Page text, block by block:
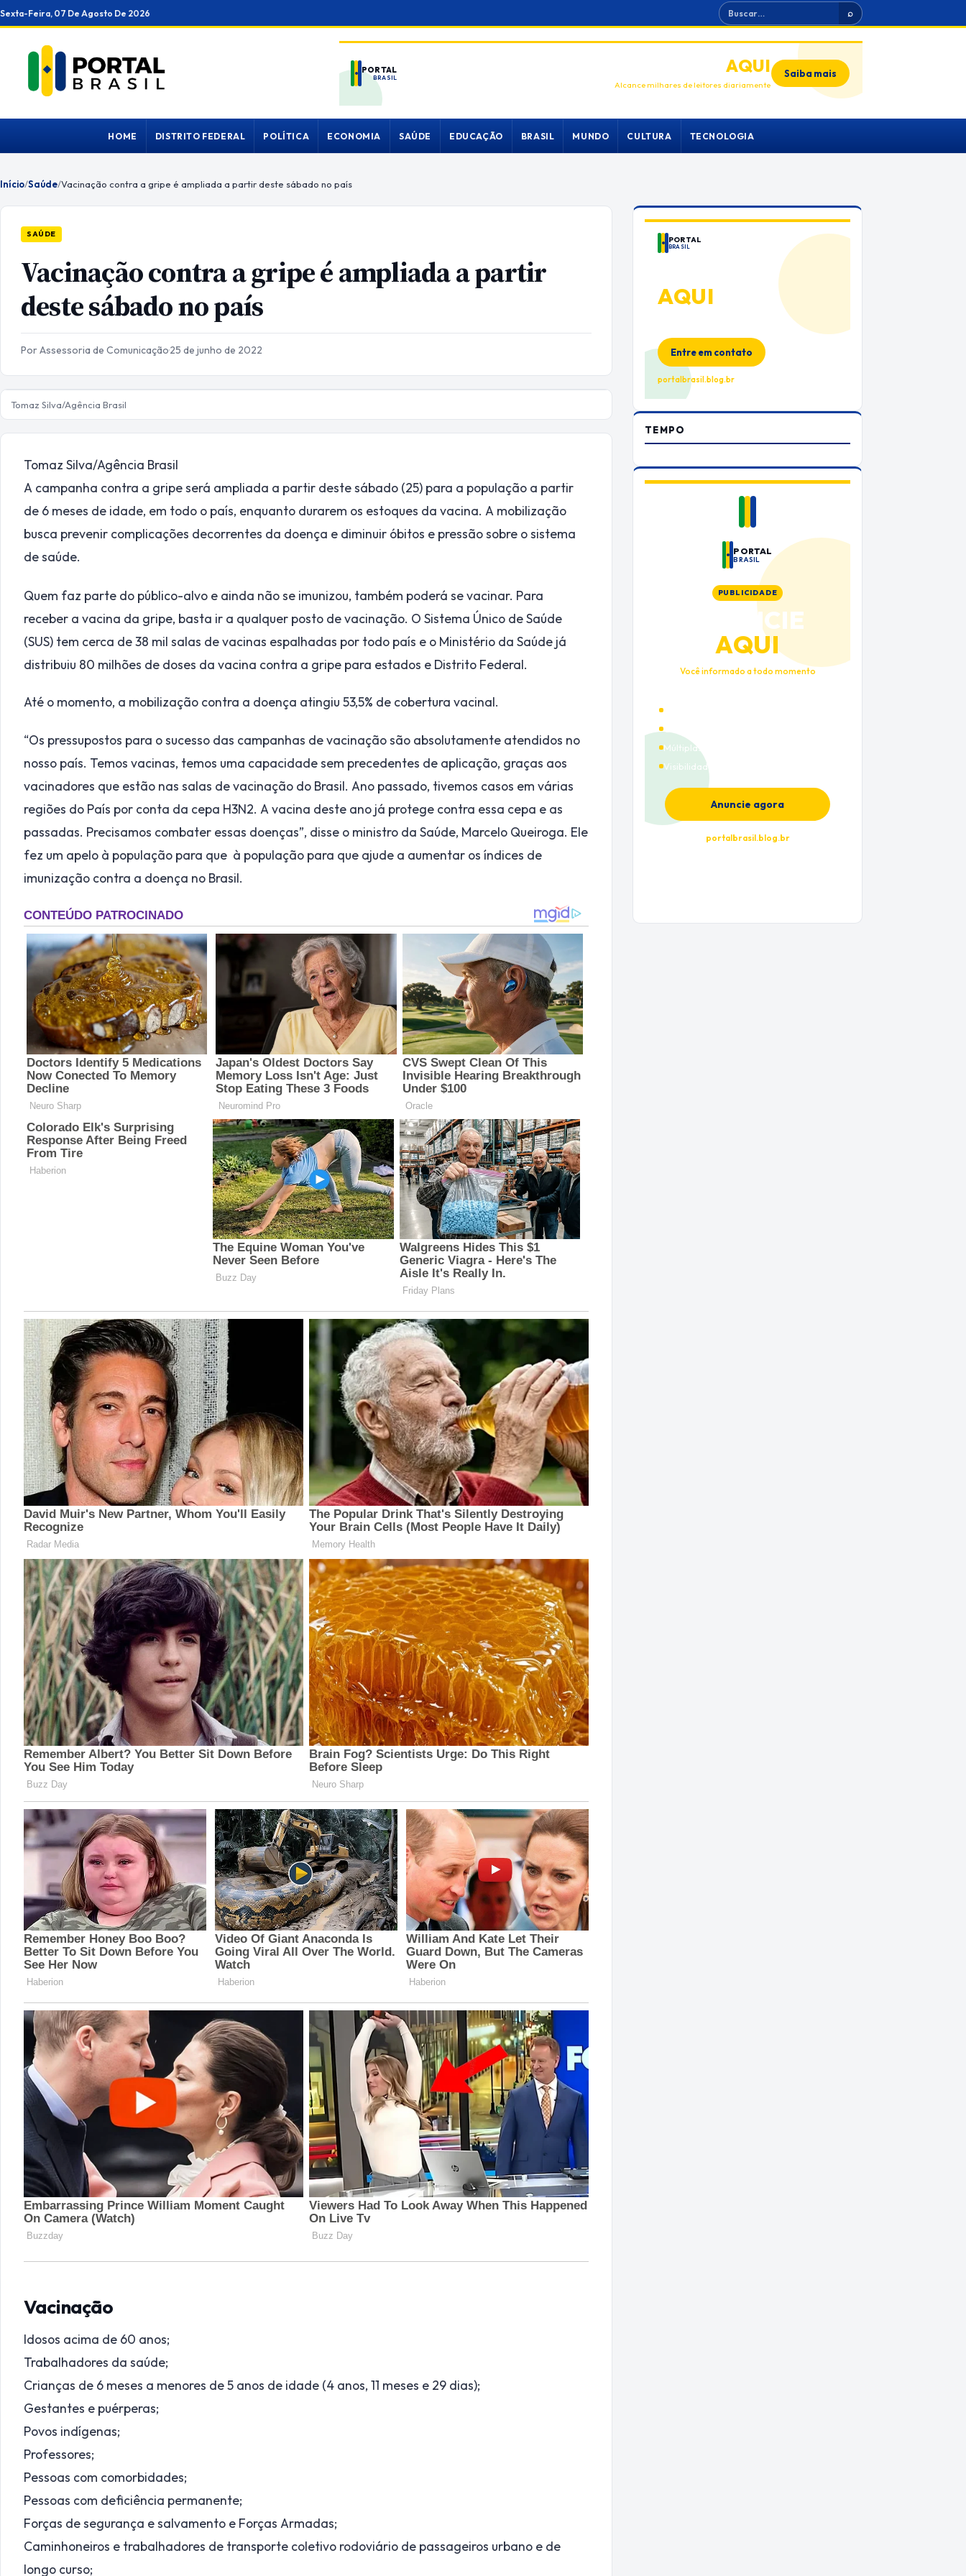
Ir
para
conteúdo
Sexta-Feira, 07 De Agosto De 2026 Buscar ⌕
PORTAL
BRASIL
ANUNCIEAQUI
Alcance milhares de leitores diariamente
Saiba mais
HOME DISTRITO FEDERAL POLÍTICA ECONOMIA SAÚDE EDUCAÇÃO BRASIL MUNDO CULTURA TECNOLOGIA
Início/Saúde/Vacinação contra a gripe é ampliada a partir deste sábado no país
SAÚDE
Vacinação contra a gripe é ampliada a partir
deste sábado no país
Por Assessoria de Comunicação·25 de junho de 2022
Tomaz Silva/Agência Brasil
Tomaz Silva/Agência Brasil
A campanha contra a gripe será ampliada a partir deste sábado (25) para a população a partir
de 6 meses de idade, em todo o país, enquanto durarem os estoques da vacina. A mobilização
busca prevenir complicações decorrentes da doença e diminuir óbitos e pressão sobre o sistema
de saúde.
Quem faz parte do público-alvo e ainda não se imunizou, também poderá se vacinar. Para
receber a vacina da gripe, basta ir a qualquer posto de vacinação. O Sistema Único de Saúde
(SUS) tem cerca de 38 mil salas de vacinas espalhadas por todo país e o Ministério da Saúde já
distribuiu 80 milhões de doses da vacina contra a gripe para estados e Distrito Federal.
Até o momento, a mobilização contra a doença atingiu 53,5% de cobertura vacinal.
“Os pressupostos para o sucesso das campanhas de vacinação são absolutamente atendidos no
nosso país. Temos vacinas, temos uma capacidade sem precedentes de aplicação, graças aos
vacinadores que estão nas salas de vacinação do Brasil. Ano passado, tivemos casos em várias
regiões do País por conta da cepa H3N2. A vacina deste ano já protege contra essa cepa e as
passadas. Precisamos combater essas doenças”, disse o ministro da Saúde, Marcelo Queiroga. Ele
fez um apelo à população para que à população para que ajude a aumentar os índices de
imunização contra a doença no Brasil.
Vacinação
Idosos acima de 60 anos;
Trabalhadores da saúde;
Crianças de 6 meses a menores de 5 anos de idade (4 anos, 11 meses e 29 dias);
Gestantes e puérperas;
Povos indígenas;
Professores;
Pessoas com comorbidades;
Pessoas com deficiência permanente;
Forças de segurança e salvamento e Forças Armadas;
Caminhoneiros e trabalhadores de transporte coletivo rodoviário de passageiros urbano e de
longo curso;
PORTAL
BRASIL
AQUI
Espaço premium para sua marca
Entre em contato
portalbrasil.blog.br
TEMPO
PORTAL
BRASIL
PUBLICIDADE
ANUNCIE
AQUI
Você informado a todo momento
Múltiplas categorias
Visibilidade premium
Anuncie agora
portalbrasil.blog.br